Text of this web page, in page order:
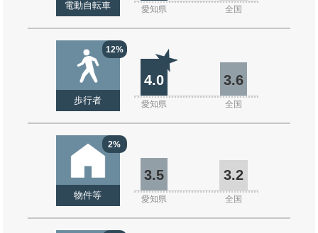
電動自転車 愛知県 全国
12%
歩行者
4.0 3.6
愛知県 全国
2%
物件等
3.5 3.2
愛知県 全国